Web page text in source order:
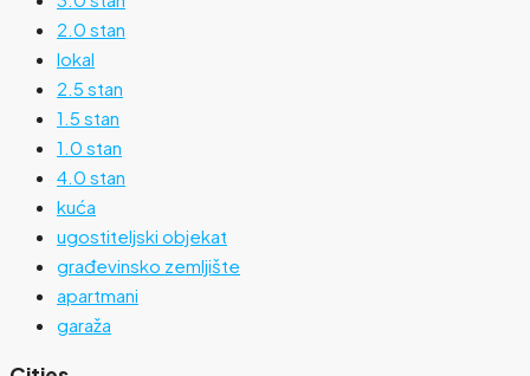
2.0 stan
lokal
2.5 stan
1.5 stan
1.0 stan
4.0 stan
kuća
ugostiteljski objekat
građevinsko zemljište
apartmani
garaža